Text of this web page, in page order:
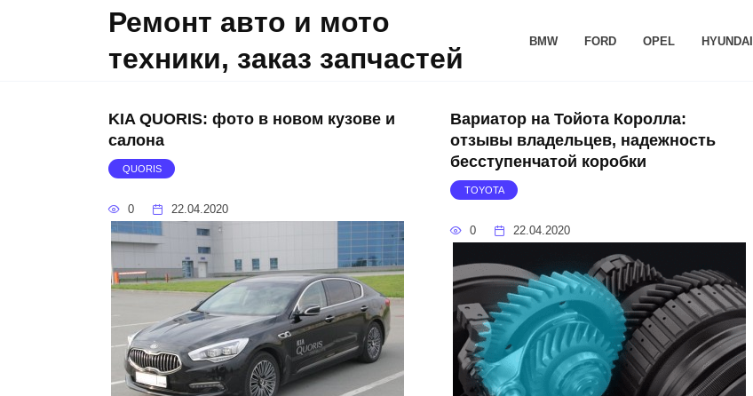
Ремонт авто и мото
техники, заказ запчастей
BMW FORD OPEL HYUNDAI
KIA QUORIS: фото в новом кузове и
салона
QUORIS
0 22.04.2020
Вариатор на Тойота Королла:
отзывы владельцев, надежность
бесступенчатой коробки
TOYOTA
0 22.04.2020